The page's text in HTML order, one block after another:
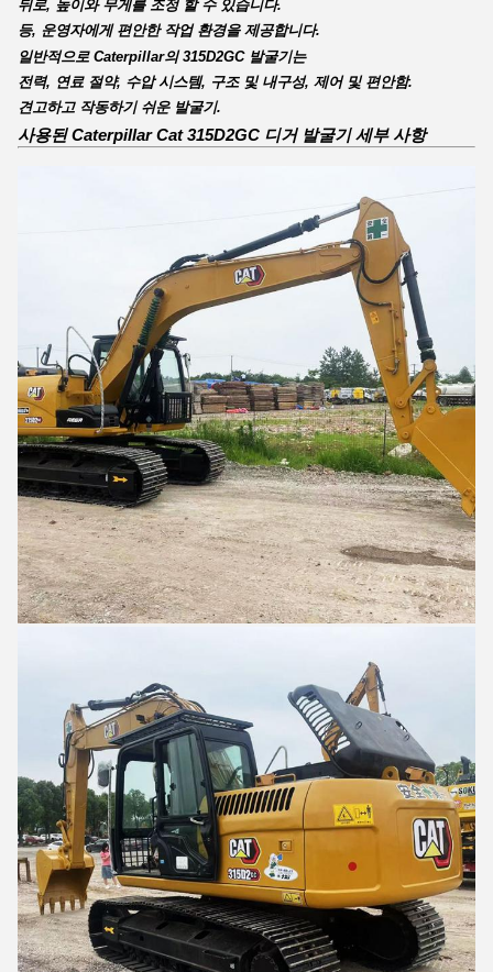
뒤로, 높이와 무게를 조정 할 수 있습니다.
등, 운영자에게 편안한 작업 환경을 제공합니다.
일반적으로 Caterpillar의 315D2GC 발굴기는
전력, 연료 절약, 수압 시스템, 구조 및 내구성, 제어 및 편안함.
견고하고 작동하기 쉬운 발굴기.
사용된 Caterpillar Cat 315D2GC 디거 발굴기 세부 사항